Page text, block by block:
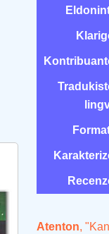
Atenton,